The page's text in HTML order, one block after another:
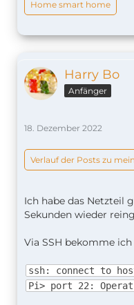
Home smart home
Harry Bo
Anfänger
18. Dezember 2022
Verlauf der Posts zu
Ich habe das Netzteil
Sekunden wieder
Via SSH bekomme ich
ssh: connect to
Pi> port 22: